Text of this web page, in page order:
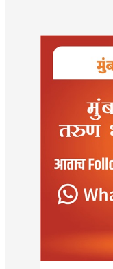
आयुक्तांना पत्र